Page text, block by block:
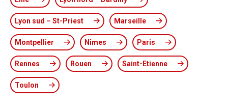
Lyon sud – St-Priest Marseille
Montpellier Nîmes Paris
Rennes Rouen Saint-Etienne
Toulon